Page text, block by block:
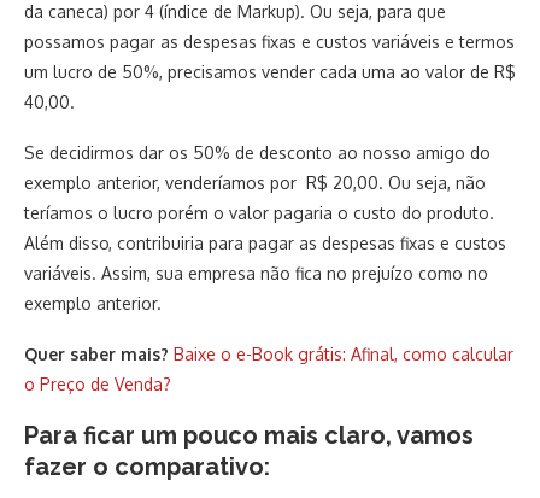
da caneca) por 4 (índice de Markup). Ou seja, para que
possamos pagar as despesas fixas e custos variáveis e termos
um lucro de 50%, precisamos vender cada uma ao valor de R$
40,00.
Se decidirmos dar os 50% de desconto ao nosso amigo do
exemplo anterior, venderíamos por R$ 20,00. Ou seja, não
teríamos o lucro porém o valor pagaria o custo do produto.
Além disso, contribuiria para pagar as despesas fixas e custos
variáveis. Assim, sua empresa não fica no prejuízo como no
exemplo anterior.
Quer saber mais? Baixe o e-Book grátis: Afinal, como calcular
o Preço de Venda?
Para ficar um pouco mais claro, vamos
fazer o comparativo: